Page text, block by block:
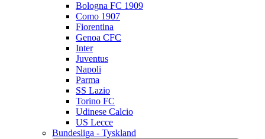
Bologna FC 1909
Como 1907
Fiorentina
Genoa CFC
Inter
Juventus
Napoli
Parma
SS Lazio
Torino FC
Udinese Calcio
US Lecce
Bundesliga - Tyskland